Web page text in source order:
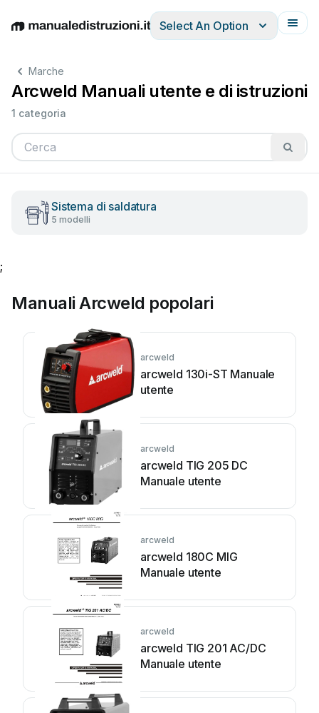
EnglishDeutschEspañolItalianoFrançais
Select An Option
Marche
Arcweld Manuali utente e di istruzioni
1 categoria
Sistema di saldatura
5 modelli
;
Manuali Arcweld popolari
arcweld
arcweld 130i-ST Manuale
utente
arcweld
arcweld TIG 205 DC
Manuale utente
arcweld
arcweld 180C MIG
Manuale utente
arcweld
arcweld TIG 201 AC/DC
Manuale utente